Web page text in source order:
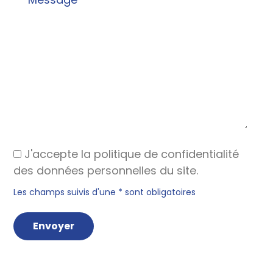
J'accepte la politique de confidentialité
des données personnelles du site.
Les champs suivis d'une * sont obligatoires